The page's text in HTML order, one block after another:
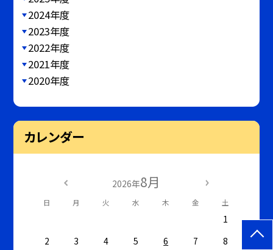
2024年度
2023年度
2022年度
2021年度
2020年度
カレンダー
2026年8月
日 月 火 水 木 金 土
1
2
3 4 5 6 7 8